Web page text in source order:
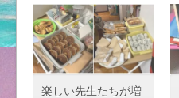
楽しい先生たちが増